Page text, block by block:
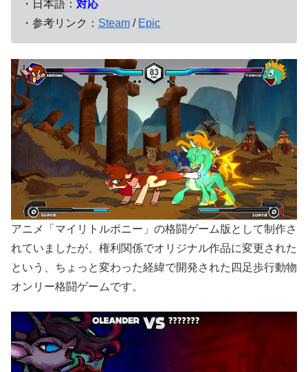
・日本語： 対応
・参考リンク： Steam / Epic
アニメ「マイリトルポニー」の格闘ゲーム版として制作さ
れていましたが、権利関係でオリジナル作品に変更された
という、ちょっと変わった経緯で開発された四足歩行動物
オンリー格闘ゲームです。